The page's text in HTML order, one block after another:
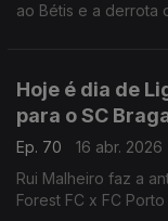
ao Bétis e a derrota
Hoje é dia de
para o SC
Ep. 70
16 abr. 2026
Rui Malheiro faz a
Forest FC x FC